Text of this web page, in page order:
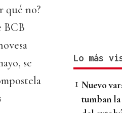
qué no?
BCB
se
Lo más
Nuevo
tumban